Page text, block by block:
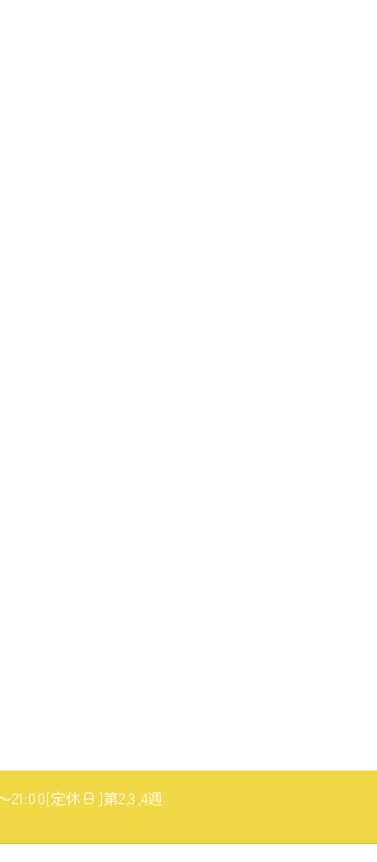
21:00[定休日]第2,3,4週